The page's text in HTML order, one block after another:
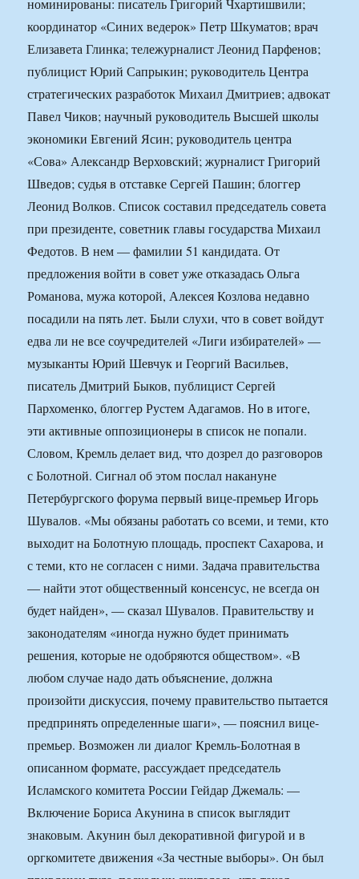
номинированы: писатель Григорий Чхартишвили;
координатор «Синих ведерок» Петр Шкуматов; врач
Елизавета Глинка; тележурналист Леонид Парфенов;
публицист Юрий Сапрыкин; руководитель Центра
стратегических разработок Михаил Дмитриев; адвокат
Павел Чиков; научный руководитель Высшей школы
экономики Евгений Ясин; руководитель центра
«Сова» Александр Верховский; журналист Григорий
Шведов; судья в отставке Сергей Пашин; блоггер
Леонид Волков. Список составил председатель совета
при президенте, советник главы государства Михаил
Федотов. В нем — фамилии 51 кандидата. От
предложения войти в совет уже отказадась Ольга
Романова, мужа которой, Алексея Козлова недавно
посадили на пять лет. Были слухи, что в совет войдут
едва ли не все соучредителей «Лиги избирателей» —
музыканты Юрий Шевчук и Георгий Васильев,
писатель Дмитрий Быков, публицист Сергей
Пархоменко, блоггер Рустем Адагамов. Но в итоге,
эти активные оппозиционеры в список не попали.
Словом, Кремль делает вид, что дозрел до разговоров
с Болотной. Сигнал об этом послал накануне
Петербургского форума первый вице-премьер Игорь
Шувалов. «Мы обязаны работать со всеми, и теми, кто
выходит на Болотную площадь, проспект Сахарова, и
с теми, кто не согласен с ними. Задача правительства
— найти этот общественный консенсус, не всегда он
будет найден», — сказал Шувалов. Правительству и
законодателям «иногда нужно будет принимать
решения, которые не одобряются обществом». «В
любом случае надо дать объяснение, должна
произойти дискуссия, почему правительство пытается
предпринять определенные шаги», — пояснил вице-
премьер. Возможен ли диалог Кремль-Болотная в
описанном формате, рассуждает председатель
Исламского комитета России Гейдар Джемаль: —
Включение Бориса Акунина в список выглядит
знаковым. Акунин был декоративной фигурой и в
оргкомитете движения «За честные выборы». Он был